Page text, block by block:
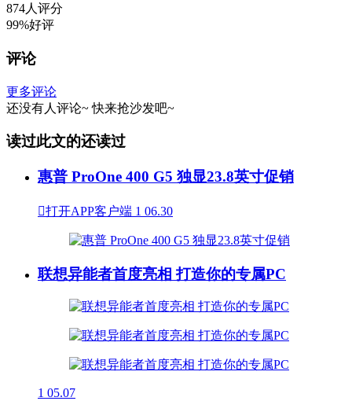
874人评分
99%好评
评论
更多评论
还没有人评论~ 快来抢沙发吧~
读过此文的还读过
惠普 ProOne 400 G5 独显23.8英寸促销
打开APP客户端 1 06.30
联想异能者首度亮相 打造你的专属PC
1 05.07